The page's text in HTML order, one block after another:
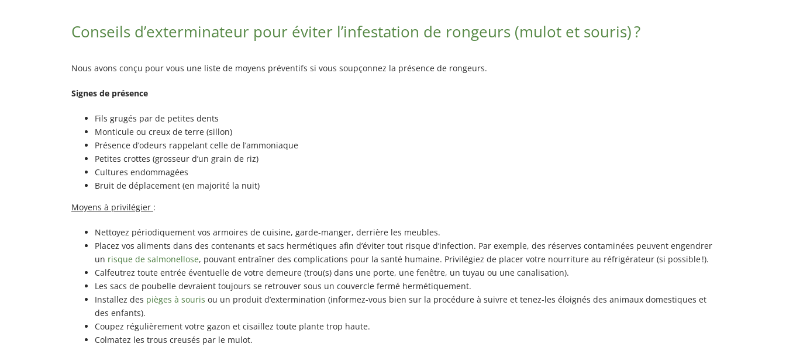
Conseils d’exterminateur pour éviter l’infestation de rongeurs (mulot et souris) ?
Nous avons conçu pour vous une liste de moyens préventifs si vous soupçonnez la présence de rongeurs.
Signes de présence
Fils grugés par de petites dents
Monticule ou creux de terre (sillon)
Présence d’odeurs rappelant celle de l’ammoniaque
Petites crottes (grosseur d’un grain de riz)
Cultures endommagées
Bruit de déplacement (en majorité la nuit)
Moyens à privilégier :
Nettoyez périodiquement vos armoires de cuisine, garde-manger, derrière les meubles.
Placez vos aliments dans des contenants et sacs hermétiques afin d’éviter tout risque d’infection. Par exemple, des réserves contaminées peuvent engendrer
un risque de salmonellose, pouvant entraîner des complications pour la santé humaine. Privilégiez de placer votre nourriture au réfrigérateur (si possible !).
Calfeutrez toute entrée éventuelle de votre demeure (trou(s) dans une porte, une fenêtre, un tuyau ou une canalisation).
Les sacs de poubelle devraient toujours se retrouver sous un couvercle fermé hermétiquement.
Installez des pièges à souris ou un produit d’extermination (informez-vous bien sur la procédure à suivre et tenez-les éloignés des animaux domestiques et
des enfants).
Coupez régulièrement votre gazon et cisaillez toute plante trop haute.
Colmatez les trous creusés par le mulot.